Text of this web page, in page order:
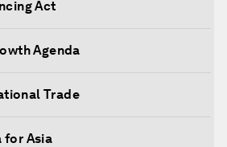
Act
Agenda
Trade
for Asia